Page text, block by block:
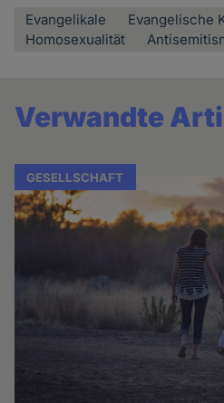
Evangelikale Evangelische
Homosexualität
Verwandte
GESELLSCHAFT